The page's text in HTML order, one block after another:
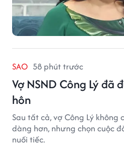
SAO 58 phút trước
Vợ NSND Công Lý đã
hôn
Sau tất cả, vợ Công Lý không
dàng hơn, nhưng chọn cuộc
nuối tiếc.